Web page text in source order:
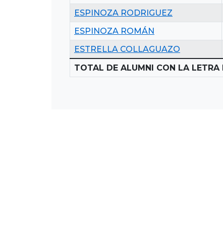
ESPINOZA RODRIGUEZ
ESPINOZA ROMÁN
ESTRELLA COLLAGUAZO
TOTAL DE ALUMNI CON LA LETRA